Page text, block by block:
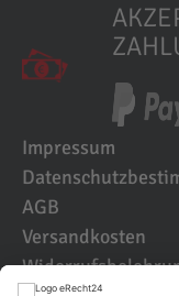
Impressum
AGB
Versandkosten